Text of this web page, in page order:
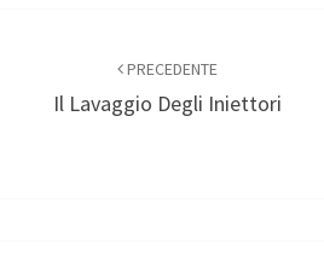
PRECEDENTE
Il Lavaggio Degli Iniettori